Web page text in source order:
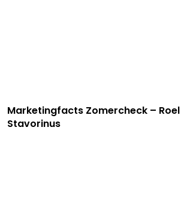
Marketingfacts Zomercheck – Roel
Stavorinus